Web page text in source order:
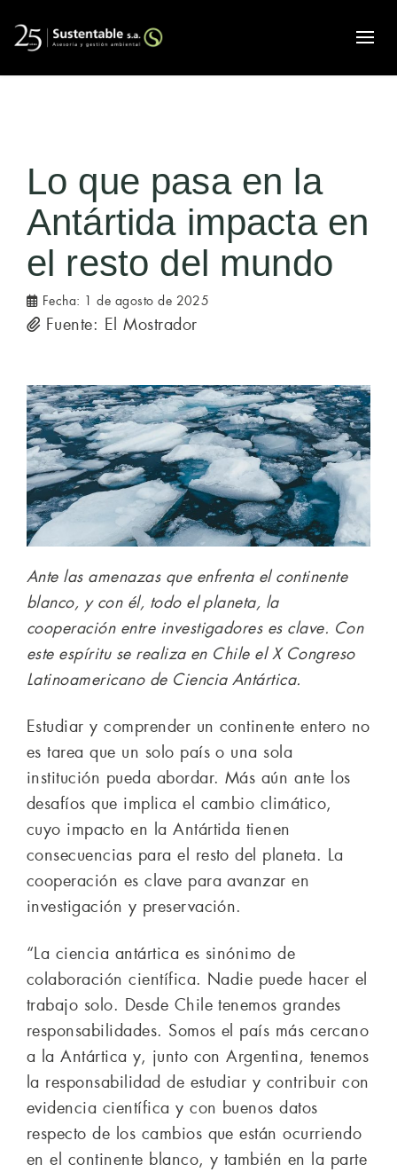
Lo que pasa en la
Antártida impacta en
el resto del mundo
Fecha: 1 de agosto de 2025
Fuente: El Mostrador
Ante las amenazas que enfrenta el continente
blanco, y con él, todo el planeta, la
cooperación entre investigadores es clave. Con
este espíritu se realiza en Chile el X Congreso
Latinoamericano de Ciencia Antártica.
Estudiar y comprender un continente entero no
es tarea que un solo país o una sola
institución pueda abordar. Más aún ante los
desafíos que implica el cambio climático,
cuyo impacto en la Antártida tienen
consecuencias para el resto del planeta. La
cooperación es clave para avanzar en
investigación y preservación.
“La ciencia antártica es sinónimo de
colaboración científica. Nadie puede hacer el
trabajo solo. Desde Chile tenemos grandes
responsabilidades. Somos el país más cercano
a la Antártica y, junto con Argentina, tenemos
la responsabilidad de estudiar y contribuir con
evidencia científica y con buenos datos
respecto de los cambios que están ocurriendo
en el continente blanco, y también en la parte